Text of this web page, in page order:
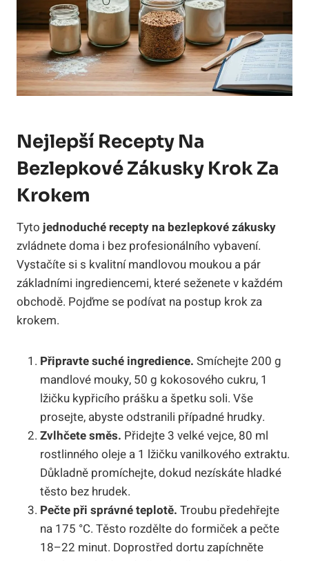
Nejlepší Recepty Na
Bezlepkové Zákusky Krok Za
Krokem
Tytojednoduché recepty na bezlepkové zákusky
zvládnete doma i bez profesionálního vybavení.
Vystačíte si s kvalitní mandlovou moukou a pár
základními ingrediencemi, které seženete v každém
obchodě. Pojďme se podívat na postup krok za
krokem.
Připravte suché ingredience. Smíchejte 200 g
mandlové mouky, 50 g kokosového cukru, 1
lžičku kypřicího prášku a špetku soli. Vše
prosejte, abyste odstranili případné hrudky.
Zvlhčete směs. Přidejte 3 velké vejce, 80 ml
rostlinného oleje a 1 lžičku vanilkového extraktu.
Důkladně promíchejte, dokud nezískáte hladké
těsto bez hrudek.
Pečte při správné teplotě. Troubu předehřejte
na 175 °C. Těsto rozdělte do formiček a pečte
18–22 minut. Doprostřed dortu zapíchněte